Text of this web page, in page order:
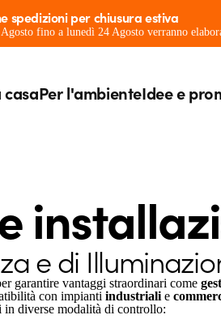
spedizioni per chiusura estiva
fino a lunedì 24 Agosto verranno
casaPer l'ambienteIdee e
e di
garantire vantaggi straordinari come
con impianti industriali e
diverse modalità di controllo: